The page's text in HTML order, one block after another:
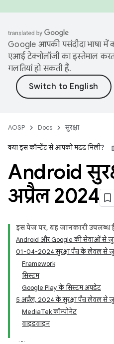
Google आपकी पसंदीदा भाषा में
एआई टेक्नोलॉजी का इस्तेमाल
गलतियां हो सकती हैं.
AOSP Docs सुरक्षा
क्या इस कॉन्टेंट से आपको मदद मिली?
Android
अप्रैल 2024
इस पेज पर, यह जानकारी उपलब्ध
Android और Google की सेवाओं से
01-04-2024 सुरक्षा पैच के लेवल से
Framework
सिस्टम
Google Play के सिस्टम अपडेट
5 अप्रैल, 2024 के सुरक्षा पैच लेवल से
MediaTek कॉम्पोनेंट
वाइडवाइन